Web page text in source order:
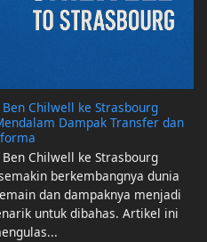
Chilwell ke Strasbourg
Dampak Transfer dan
Chilwell ke Strasbourg
berkembangnya dunia
dan dampaknya menjadi
untuk dibahas. Artikel ini